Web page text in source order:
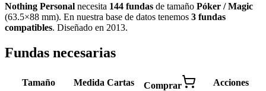
Nothing Personal necesita 144 fundas de tamaño Póker / Magic
(63.5×88 mm). En nuestra base de datos tenemos 3 fundas
compatibles. Diseñado en 2013.
Fundas necesarias
Tamaño Medida Cartas Comprar Acciones